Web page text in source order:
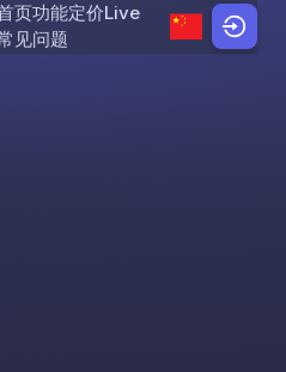
Skip to content
页功能定价Live
见问题